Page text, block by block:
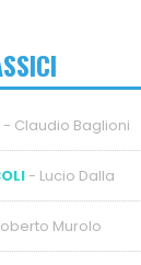
- Claudio Baglioni
- Lucio Dalla
Murolo